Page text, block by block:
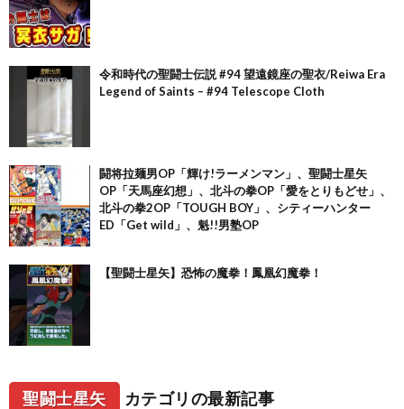
令和時代の聖闘士伝説 #94 望遠鏡座の聖衣/Reiwa Era
Legend of Saints – #94 Telescope Cloth
闘将拉麺男OP「輝け!ラーメンマン」、聖闘士星矢
OP「天馬座幻想」、北斗の拳OP「愛をとりもどせ」、
北斗の拳2OP「TOUGH BOY」、シティーハンター
ED「Get wild」、魁!!男塾OP
【聖闘士星矢】恐怖の魔拳！鳳凰幻魔拳！
聖闘士星矢 カテゴリの最新記事